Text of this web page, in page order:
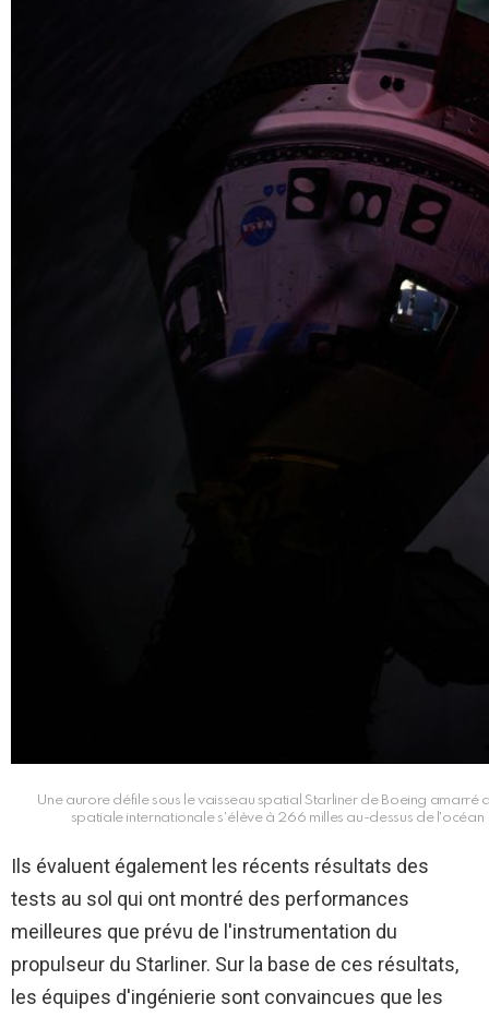
Une aurore défile sous le vaisseau spatial Starliner de Boeing
spatiale internationale s'élève à 266 milles au-dessus de
Ils évaluent également les récents résultats des
tests au sol qui ont montré des performances
meilleures que prévu de l'instrumentation du
propulseur du Starliner. Sur la base de ces résultats,
les équipes d'ingénierie sont convaincues que les